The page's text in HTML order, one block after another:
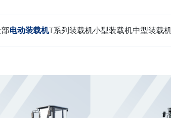
电动装载机T系列装载机小型装载机中型装载机